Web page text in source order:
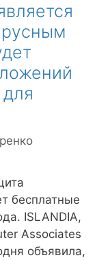
бесплатные
ISLANDIA,
Associates
объявила,